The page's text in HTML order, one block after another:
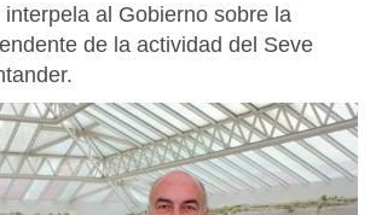
al Gobierno sobre la
de la actividad del Seve